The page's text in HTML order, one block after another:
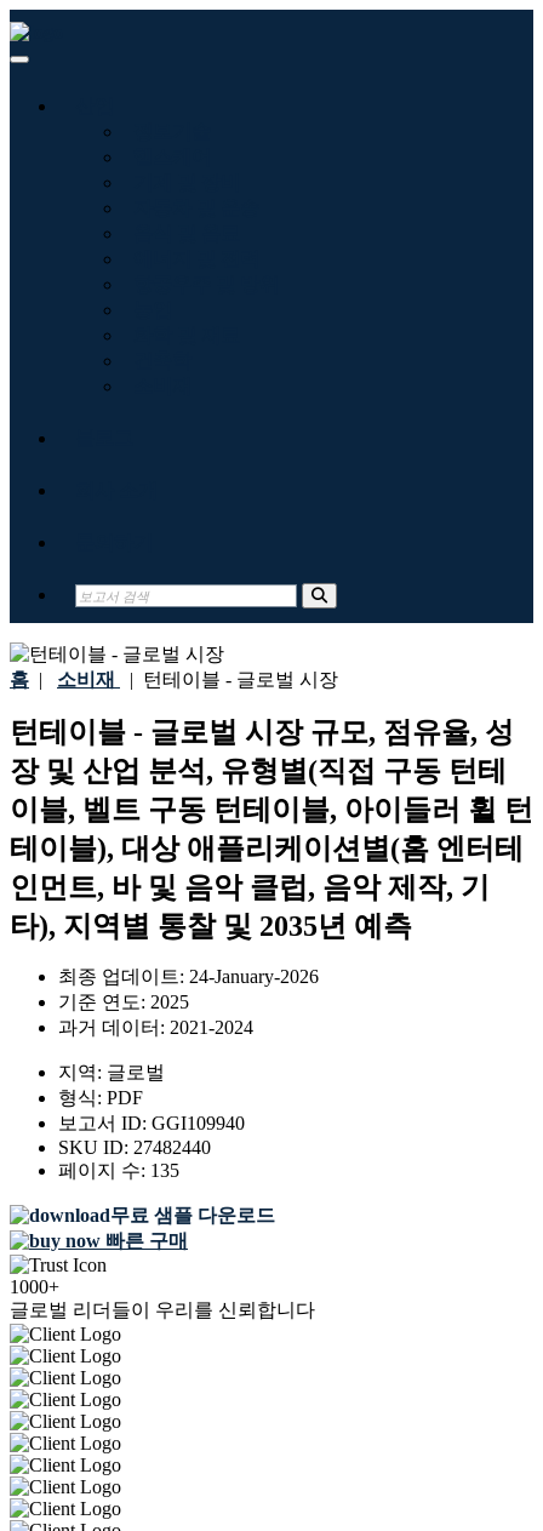
홈 | 소비재 | 턴테이블 - 글로벌 시장
턴테이블 - 글로벌 시장 규모, 점유율, 성
장 및 산업 분석, 유형별(직접 구동 턴테
이블, 벨트 구동 턴테이블, 아이들러 휠 턴
테이블), 대상 애플리케이션별(홈 엔터테
인먼트, 바 및 음악 클럽, 음악 제작, 기
타), 지역별 통찰 및 2035년 예측
최종 업데이트: 24-January-2026
기준 연도: 2025
과거 데이터: 2021-2024
지역: 글로벌
형식: PDF
보고서 ID: GGI109940
SKU ID: 27482440
페이지 수: 135
무료 샘플 다운로드
빠른 구매
1000+
글로벌 리더들이 우리를 신뢰합니다